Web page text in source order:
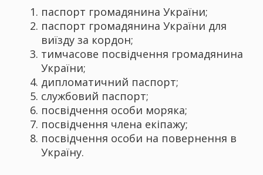
паспорт громадянина України;
паспорт громадянина України для
виїзду за кордон;
тимчасове посвідчення громадянина
України;
дипломатичний паспорт;
службовий паспорт;
посвідчення особи моряка;
посвідчення члена екіпажу;
посвідчення особи на повернення в
Україну.